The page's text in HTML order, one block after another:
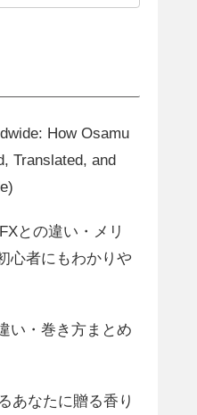
How Osamu
Translated, and
との違い・メリ
心者にもわかりや
い・巻き方まとめ
あなたに贈る香り